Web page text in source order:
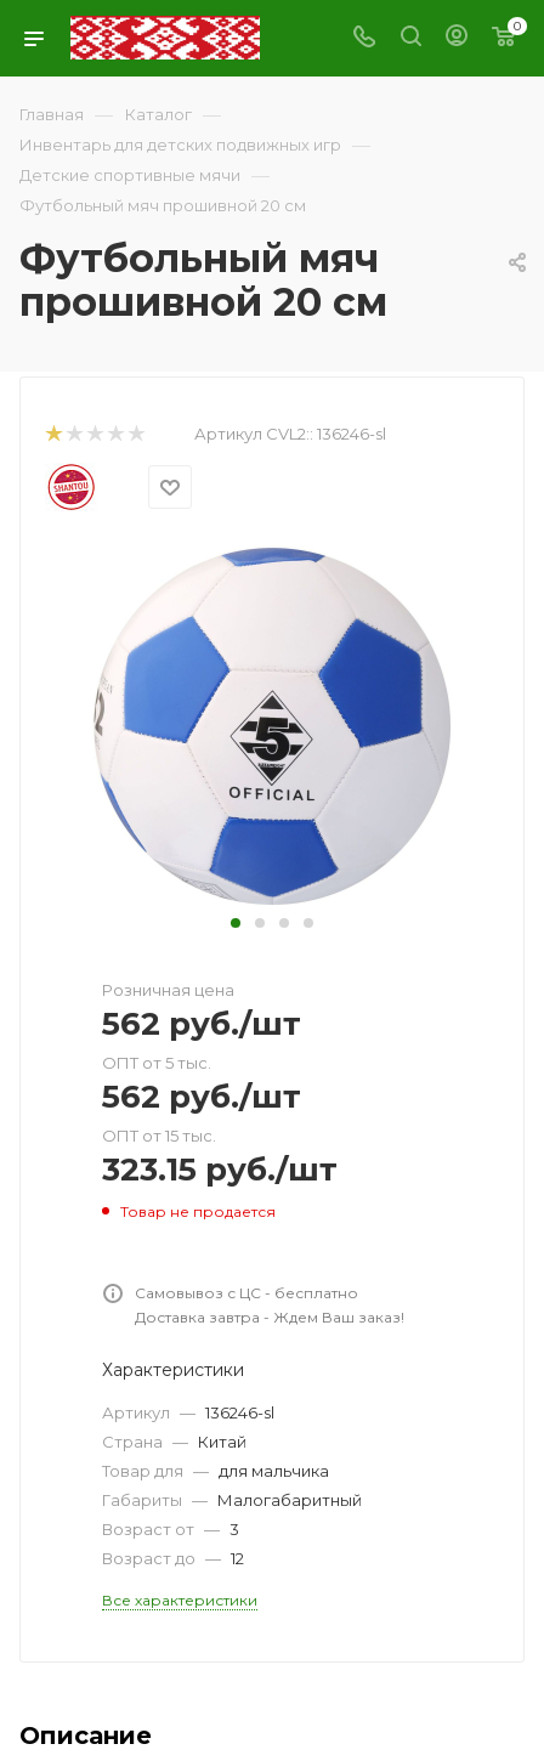
0
Главная — Каталог —
Инвентарь для детских подвижных игр —
Детские спортивные мячи —
Футбольный мяч прошивной 20 см
Футбольный мяч
прошивной 20 см
Артикул CVL2:: 136246-sl
Розничная цена
562 руб./шт
ОПТ от 5 тыс.
562 руб./шт
ОПТ от 15 тыс.
323.15 руб./шт
Товар не продается
Самовывоз с ЦС - бесплатно
Доставка завтра - Ждем Ваш заказ!
Характеристики
Артикул — 136246-sl
Страна — Китай
Товар для — для мальчика
Габариты — Малогабаритный
Возраст от — 3
Возраст до — 12
Все характеристики
Описание